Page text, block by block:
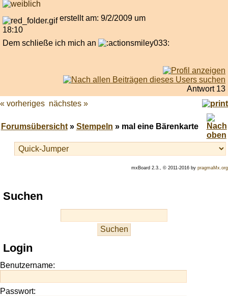
erstellt am: 9/2/2009 um
18:10
Dem schließe ich mich an
Antwort 13
« vorheriges nächstes »
Forumsübersicht» Stempeln » mal eine Bärenkarte
mxBoard 2.3., © 2011-2016 by pragmaMx.org
Play
best
site
https://onlineslots.money/
Suchen
Login
Benutzername:
Passwort: